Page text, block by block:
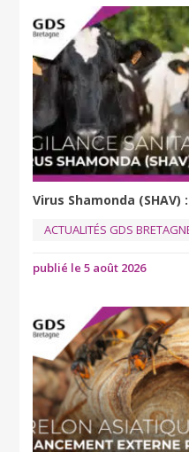
Virus Shamonda
ACTUALITÉS GDS
publié le 5 août 2026